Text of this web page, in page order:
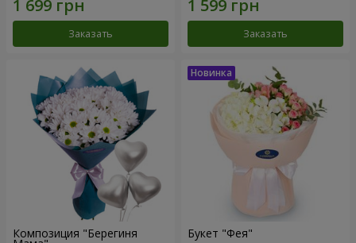
Заказать Заказать
Композиция "Берегиня Букет "Фея"